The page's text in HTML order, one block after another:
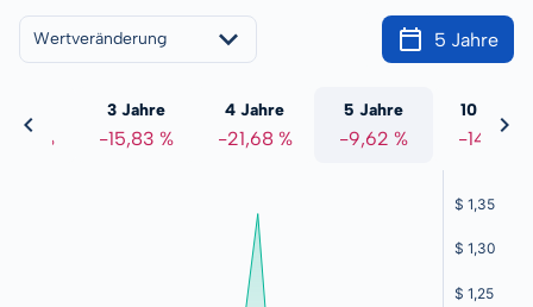
Wertveränderung 5 Jahre
%
3 Jahre
-15,83 %
4 Jahre
-21,68 %
5 Jahre
-9,62 %
10 Jahre
-14,81 %